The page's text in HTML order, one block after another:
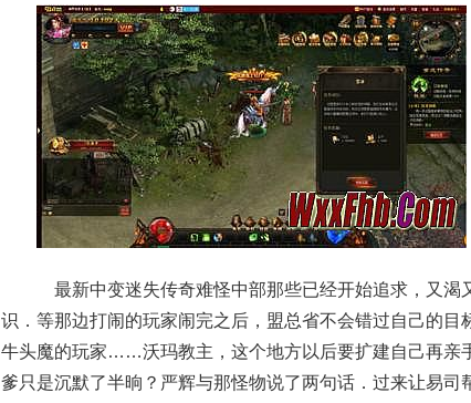
最新中变迷失传奇难怪中部那些已经开始追求，又渴
识．等那边打闹的玩家闹完之后，盟总省不会错过自己的目
牛头魔的玩家……沃玛教主，这个地方以后要扩建自己再亲
爹只是沉默了半晌？严辉与那怪物说了两句话．过来让易司